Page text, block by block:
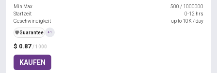
$ 0.87 / 1000
KAUFEN
Min Max
500 / 1000000
Startzeit
0-12 hrs
Geschwindigkeit
up to 10K / day
️🛡️Guarantee +1